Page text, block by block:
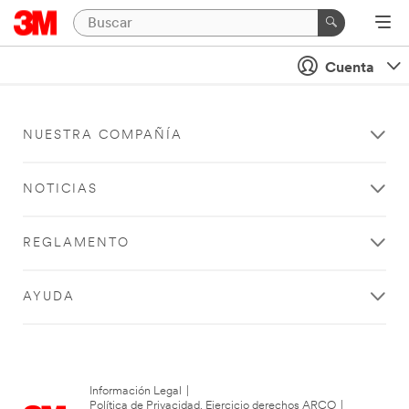
Cuenta
NUESTRA COMPAÑÍA
NOTICIAS
REGLAMENTO
AYUDA
Información Legal
Política de Privacidad. Ejercicio derechos ARCO